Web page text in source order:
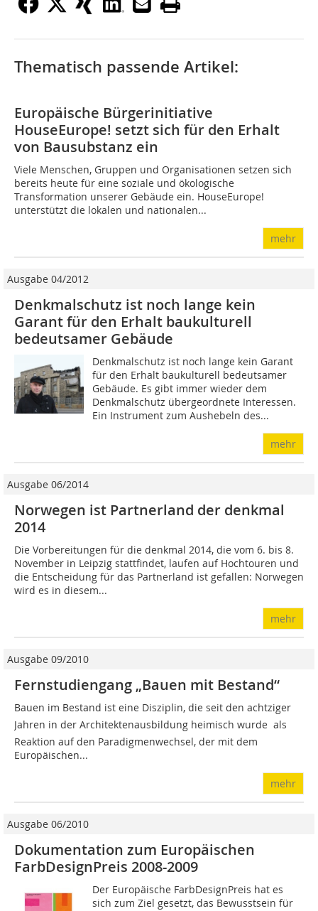
Thematisch passende Artikel:
Europäische Bürgerinitiative
HouseEurope! setzt sich für den Erhalt
von Bausubstanz ein
Viele Menschen, Gruppen und Organisationen setzen sich
bereits heute für eine soziale und ökologische
Transformation unserer Gebäude ein. HouseEurope!
unterstützt die lokalen und nationalen...
mehr
Ausgabe 04/2012
Denkmalschutz ist noch lange kein
Garant für den Erhalt baukulturell
bedeutsamer Gebäude
Denkmalschutz ist noch lange kein Garant
für den Erhalt baukulturell bedeutsamer
Gebäude. Es gibt immer wieder dem
Denkmalschutz übergeordnete Interessen.
Ein Instrument zum Aushebeln des...
mehr
Ausgabe 06/2014
Norwegen ist Partnerland der denkmal
2014
Die Vorbereitungen für die denkmal 2014, die vom 6. bis 8.
November in Leipzig stattfindet, laufen auf Hochtouren und
die Entscheidung für das Partnerland ist gefallen: Norwegen
wird es in diesem...
mehr
Ausgabe 09/2010
Fernstudiengang „Bauen mit Bestand“
Bauen im Bestand ist eine Disziplin, die seit den achtziger
Jahren in der Architektenausbildung heimisch wurde  als
Reaktion auf den Paradigmenwechsel, der mit dem
Europäischen...
mehr
Ausgabe 06/2010
Dokumentation zum Europäischen
FarbDesignPreis 2008-2009
Der Europäische FarbDesignPreis hat es
sich zum Ziel gesetzt, das Bewusstsein für